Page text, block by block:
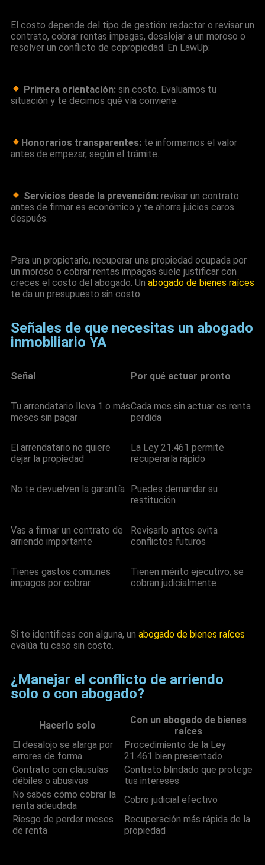
El costo depende del tipo de gestión: redactar o revisar un
contrato, cobrar rentas impagas, desalojar a un moroso o
resolver un conflicto de copropiedad. En LawUp:
Primera orientación: sin costo. Evaluamos tu
situación y te decimos qué vía conviene.
Honorarios transparentes: te informamos el valor
antes de empezar, según el trámite.
Servicios desde la prevención: revisar un contrato
antes de firmar es económico y te ahorra juicios caros
después.
Para un propietario, recuperar una propiedad ocupada por
un moroso o cobrar rentas impagas suele justificar con
creces el costo del abogado. Un abogado de bienes raíces
te da un presupuesto sin costo.
Señales de que necesitas un abogado
inmobiliario YA
Señal Por qué actuar pronto
Tu arrendatario lleva 1 o más
meses sin pagar
Cada mes sin actuar es renta
perdida
El arrendatario no quiere
dejar la propiedad
La Ley 21.461 permite
recuperarla rápido
No te devuelven la garantía Puedes demandar su
restitución
Vas a firmar un contrato de
arriendo importante
Revisarlo antes evita
conflictos futuros
Tienes gastos comunes
impagos por cobrar
Tienen mérito ejecutivo, se
cobran judicialmente
Si te identificas con alguna, un abogado de bienes raíces
evalúa tu caso sin costo.
¿Manejar el conflicto de arriendo
solo o con abogado?
Hacerlo solo
Con un abogado de bienes
raíces
El desalojo se alarga por
errores de forma
Procedimiento de la Ley
21.461 bien presentado
Contrato con cláusulas
débiles o abusivas
Contrato blindado que protege
tus intereses
No sabes cómo cobrar la
renta adeudada
Cobro judicial efectivo
Riesgo de perder meses
de renta
Recuperación más rápida de la
propiedad